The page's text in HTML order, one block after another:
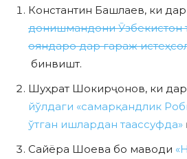
Константин Башлаев, ки
донишмандони Ӯзбекистон
ояндаро дар гараж
бинвишт.
Шуҳрат Шокирҷонов, ки дар
йўлдаги «самарқандлик
ўтган ишлардан таассуфда»
Сайёра Шоева бо маводи